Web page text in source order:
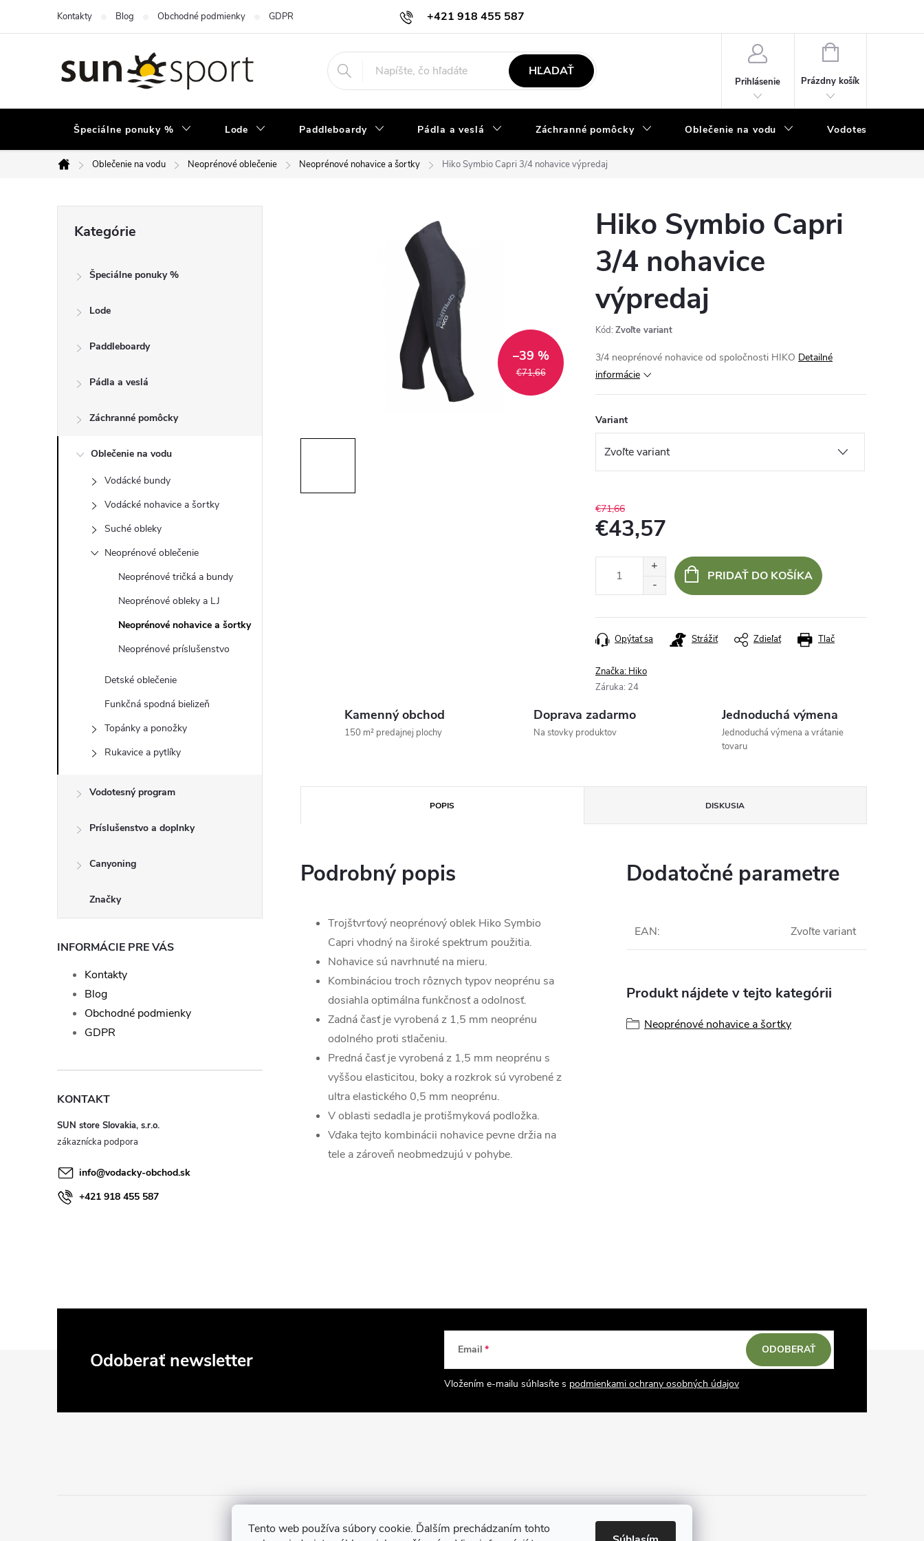
Tento web používa súbory cookie. Ďalším prechádzaním tohto
+421 918 455 587
info@vodacky-obchod.sk
Kontakty Blog Obchodné podmienky GDPR
HĽADAŤ
Prihlásenie
NÁKUPNÝ
Prázdny košík
Špeciálne ponuky % Lode Paddleboardy Pádla a veslá Záchranné pomôcky Oblečenie na vodu Vodotesný program
Domov
Oblečenie na vodu Neoprénové oblečenie Neoprénové nohavice a šortky Hiko Symbio Capri 3/4 nohavice výpredaj
a
kategórie
Kategórie
Špeciálne ponuky %
Lode
Paddleboardy
Pádla a veslá
Záchranné pomôcky
Oblečenie na vodu
Vodácké bundy
Vodácké nohavice a šortky
Suché obleky
Neoprénové oblečenie
Neoprénové tričká a bundy
Neoprénové obleky a LJ
Neoprénové nohavice a šortky
Neoprénové príslušenstvo
Detské oblečenie
Funkčná spodná bielizeň
Topánky a ponožky
Rukavice a pytlíky
Vodotesný program
Príslušenstvo a doplnky
Canyoning
Značky
INFORMÁCIE PRE VÁS
Kontakty
Blog
Obchodné podmienky
GDPR
KONTAKT
SUN store Slovakia, s.r.o.
info@vodacky-obchod.sk
+421 918 455 587
€71,66
–39 %
Hiko Symbio Capri
3/4 nohavice
výpredaj
Kód: Zvoľte variant
3/4 neoprénové nohavice od spoločnosti HIKO Detailné
informácie
Variant
€71,66
€43,57
PRIDAŤ DO KOŠÍKA
Tlač
Opýtať sa Strážiť Zdieľať
Značka: Hiko
Záruka: 24
Kamenný obchod
150 m² predajnej plochy
Doprava zadarmo
Na stovky produktov
Jednoduchá výmena
Jednoduchá výmena a vrátanie
tovaru
POPIS DISKUSIA
Podrobný popis
Trojštvrťový neoprénový oblek Hiko Symbio
Capri vhodný na široké spektrum použitia.
Nohavice sú navrhnuté na mieru.
Kombináciou troch rôznych typov neoprénu sa
dosiahla optimálna funkčnosť a odolnosť.
Zadná časť je vyrobená z 1,5 mm neoprénu
odolného proti stlačeniu.
Predná časť je vyrobená z 1,5 mm neoprénu s
vyššou elasticitou, boky a rozkrok sú vyrobené z
ultra elastického 0,5 mm neoprénu.
V oblasti sedadla je protišmyková podložka.
Vďaka tejto kombinácii nohavice pevne držia na
tele a zároveň neobmedzujú v pohybe.
Dodatočné parametre
EAN: Zvoľte variant
Produkt nájdete v tejto kategórii
Neoprénové nohavice a šortky
Odoberať newsletter Email
Vložením e-mailu súhlasíte s podmienkami ochrany osobných údajov
ODOBERAŤ